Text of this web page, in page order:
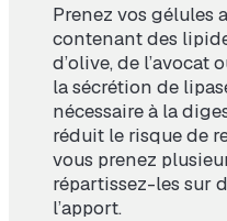
Prenez vos gélules
contenant des
d’olive, de l’avocat
la sécrétion de
nécessaire à la
réduit le risque de
vous prenez
répartissez-les sur
l’apport.